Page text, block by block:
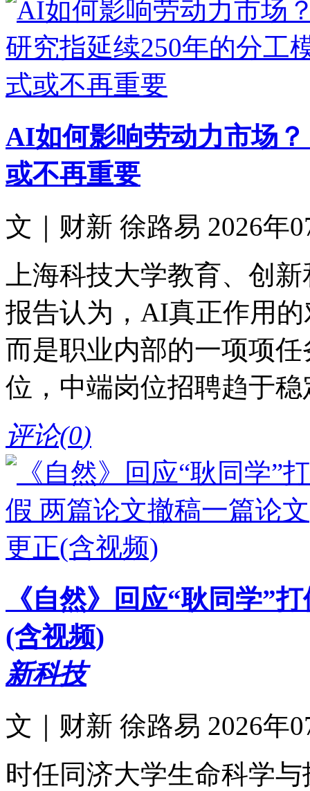
AI如何影响劳动力市场
或不再重要
文｜财新 徐路易 2026年
上海科技大学教育、创
报告认为，AI真正作用
而是职业内部的一项项
位，中端岗位招聘趋于
评论(0)
《自然》回应“耿同学”
(含视频)
新科技
文｜财新 徐路易 2026年
时任同济大学生命科学